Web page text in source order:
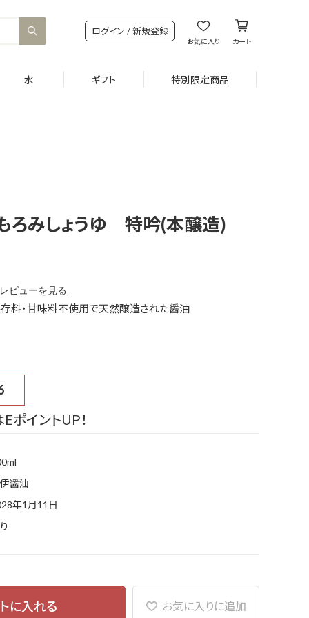
ログイン / 新規登録
お気に入り カート
水 ギフト 特別限定商品
みしょうゆ 特吟(本醸造)
レビューを見る
料・甘味料不使用で天然醸造された醤油
ポイントUP！
醤油
年1月11日
に入れる お気に入りに追加